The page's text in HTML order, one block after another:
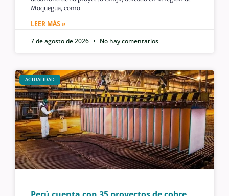
Moquegua, como
LEER MÁS »
7 de agosto de 2026
No hay comentarios
ACTUALIDAD